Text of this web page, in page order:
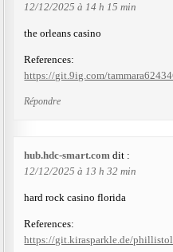
12/12/2025 à 14 h 15 min
the orleans casino
References:
https://git.9ig.com/
Répondre
hub.hdc-smart.com dit :
12/12/2025 à 13 h 32 min
hard rock casino florida
References:
https://git.kirasparkle.de/